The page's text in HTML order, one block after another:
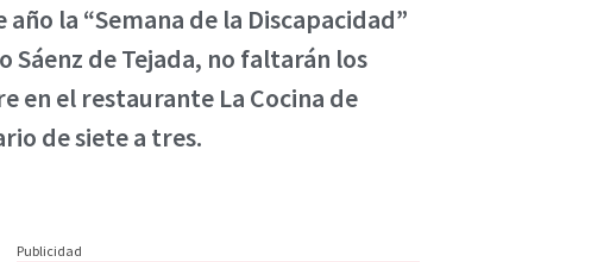
la “Semana de la Discapacidad”
Sáenz de Tejada, no faltarán los
en el restaurante La Cocina de
de siete a tres.
Publicidad